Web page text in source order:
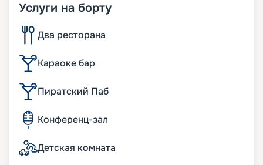
Услуги на борту
Два ресторана
Караоке бар
Пиратский Паб
Конференц-зал
Детская комната